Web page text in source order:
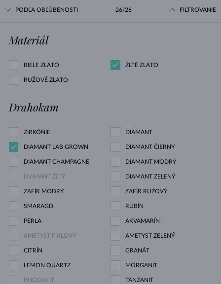
PODĽA OBĽÚBENOSTI 26/26 FILTROVANIE
Materiál
BIELE ZLATO ŽLTÉ ZLATO
RUŽOVÉ ZLATO
Drahokam
ZIRKÓNIE DIAMANT
DIAMANT LAB GROWN DIAMANT ČIERNY
DIAMANT CHAMPAGNE DIAMANT MODRÝ
DIAMANT ŽLTÝ DIAMANT ZELENÝ
ZAFÍR MODRÝ ZAFÍR RUŽOVÝ
SMARAGD RUBÍN
PERLA AKVAMARÍN
AMETYST FIALOVÝ AMETYST ZELENÝ
CITRÍN GRANÁT
LEMON QUARTZ MORGANIT
RHODOLIT TANZANIT